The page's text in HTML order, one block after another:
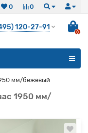
0
0
120-27-91
0
мм/бежевый
1950 мм/